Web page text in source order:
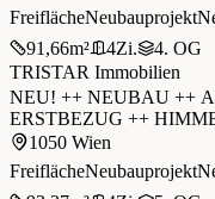
FreiflächeNeubauprojekt
91,66m² 4Zi. 4. OG
TRISTAR Immobilien
NEU! ++ NEUBAU ++
ERSTBEZUG ++
BARRIEREFREI ++ 8-
1050 Wien
FreiflächeNeubauprojekt